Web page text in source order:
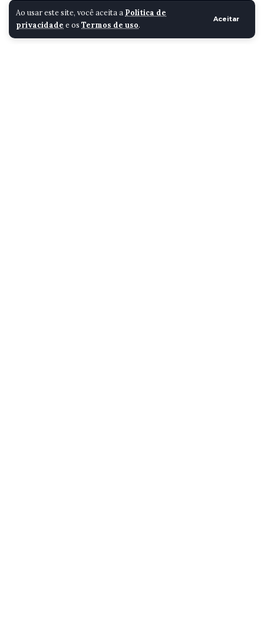
Ao usar este site, você aceita a Política de
privacidade e os Termos de uso.
Aceitar
Cidade Santa Luzia Blog Cidade> Band Minas leva cidadania aos luzienses
CIDADE